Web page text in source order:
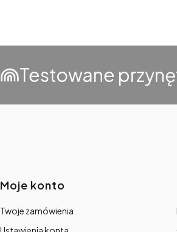
Testowane
Linki w
Moje konto
Twoje zamówienia